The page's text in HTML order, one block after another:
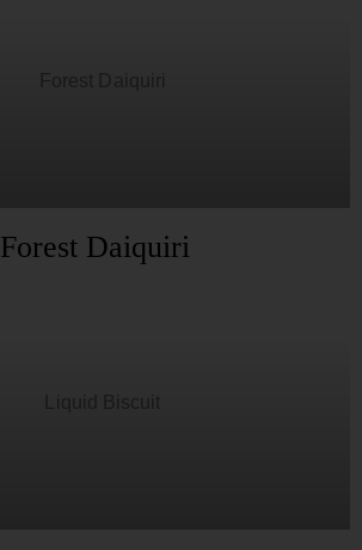
Forest Daiquiri